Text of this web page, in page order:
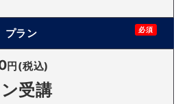
プラン 必須
円(税込)
受講